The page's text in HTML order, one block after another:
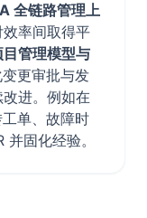
全链路管理上
效率间取得平
管理模型与
变更审批与发
进。例如在
单、故障时
固化经验。